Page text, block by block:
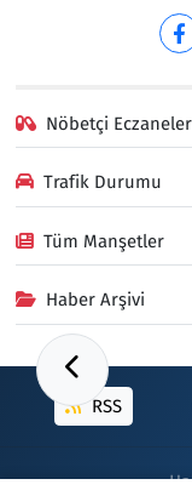
Nöbetçi Eczaneler
Trafik Durumu
Tüm Manşetler
Haber Arşivi
RSS